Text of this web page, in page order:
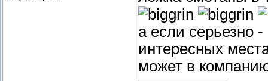
а если серьезно
интересных
может в